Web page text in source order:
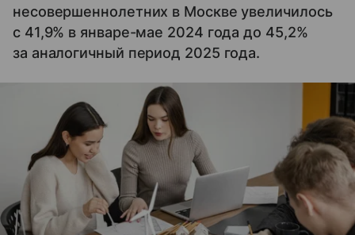
несовершеннолетних в Москве увеличилось
с 41,9% в январе-мае 2024 года до 45,2%
за аналогичный период 2025 года.